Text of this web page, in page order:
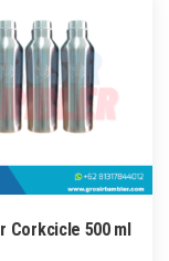
Corkcicle 500 ml